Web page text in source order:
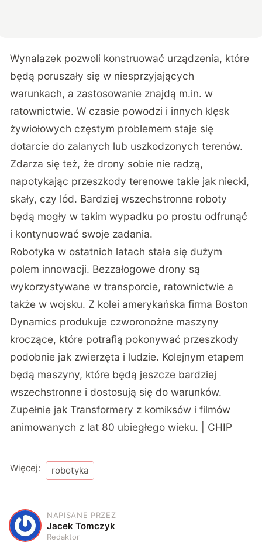
Wynalazek pozwoli konstruować urządzenia, które
będą poruszały się w niesprzyjających
warunkach, a zastosowanie znajdą m.in. w
ratownictwie. W czasie powodzi i innych klęsk
żywiołowych częstym problemem staje się
dotarcie do zalanych lub uszkodzonych terenów.
Zdarza się też, że drony sobie nie radzą,
napotykając przeszkody terenowe takie jak niecki,
skały, czy lód. Bardziej wszechstronne roboty
będą mogły w takim wypadku po prostu odfrunąć
i kontynuować swoje zadania.
Robotyka w ostatnich latach stała się dużym
polem innowacji. Bezzałogowe drony są
wykorzystywane w transporcie, ratownictwie a
także w wojsku. Z kolei amerykańska firma Boston
Dynamics produkuje czworonożne maszyny
kroczące, które potrafią pokonywać przeszkody
podobnie jak zwierzęta i ludzie. Kolejnym etapem
będą maszyny, które będą jeszcze bardziej
wszechstronne i dostosują się do warunków.
Zupełnie jak Transformery z komiksów i filmów
animowanych z lat 80 ubiegłego wieku. | CHIP
Więcej: robotyka
J
NAPISANE PRZEZ
Jacek Tomczyk
Redaktor